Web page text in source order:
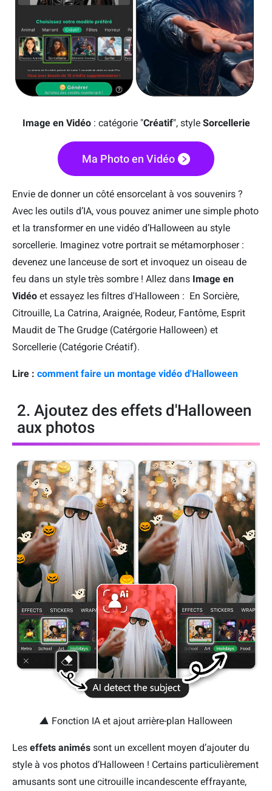
Image en Vidéo: catégorie "Créatif", style Sorcellerie
Ma Photo en Vidéo
Envie de donner un côté ensorcelant à vos souvenirs ?
Avec les outils d’IA, vous pouvez animer une simple photo
et la transformer en une vidéo d’Halloween au style
sorcellerie. Imaginez votre portrait se métamorphoser :
devenez une lanceuse de sort et invoquez un oiseau de
feu dans un style très sombre ! Allez dans Image en
Vidéo et essayez les filtres d'Halloween : En Sorcière,
Citrouille, La Catrina, Araignée, Rodeur, Fantôme, Esprit
Maudit de The Grudge (Catérgorie Halloween) et
Sorcellerie (Catégorie Créatif).
Lire : comment faire un montage vidéo d'Halloween
2. Ajoutez des effets d'Halloween
aux photos
▲ Fonction IA et ajout arrière-plan Halloween
Les effets animés sont un excellent moyen d’ajouter du
style à vos photos d’Halloween ! Certains particulièrement
amusants sont une citrouille incandescente effrayante,